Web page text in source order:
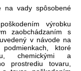
na vady spôsobené
výrobku
zaobchádzaním s
v návode na
ktoré
chemickými a
prostrediu tovaru,